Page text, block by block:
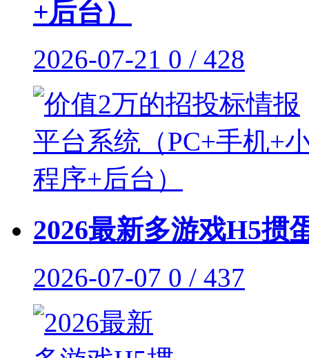
+后台）
2026-07-21 0 / 428
2026最新多游戏H5掼
2026-07-07 0 / 437